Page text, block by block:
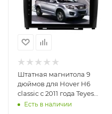
Штатная магнитола 9
дюймов для Hover H6
classic с 2011 года Teyes
CC4L DTS 3414-6879
Есть в наличии